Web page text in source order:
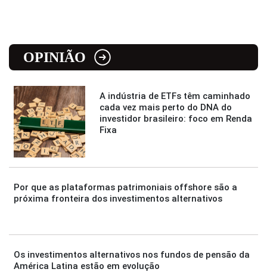
OPINIÃO
A indústria de ETFs têm caminhado
cada vez mais perto do DNA do
investidor brasileiro: foco em Renda
Fixa
Por que as plataformas patrimoniais offshore são a
próxima fronteira dos investimentos alternativos
Os investimentos alternativos nos fundos de pensão da
América Latina estão em evolução